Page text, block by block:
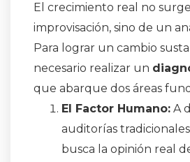
El crecimiento real no
improvisación, sino de un
Para lograr un cambio
necesario realizar un
que abarque dos áreas
El Factor Humano: A
auditorías
busca la opinión real